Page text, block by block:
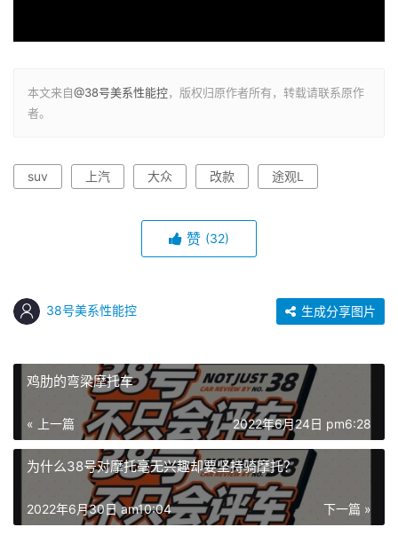
本文来自@38号美系性能控，版权归原作者所有，转载请联系原作
者。
suv 上汽 大众 改款 途观L
赞 (32)
38号美系性能控 生成分享图片
鸡肋的弯梁摩托车
« 上一篇 2022年6月24日 pm6:28
为什么38号对摩托毫无兴趣却要坚持骑摩托？
下一篇 »
2022年6月30日 am10:04